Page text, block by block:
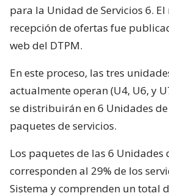
para la Unidad de Servicios 6.
recepción de ofertas fue
web del DTPM.
En este proceso, las tres
actualmente operan (U4, U6, y
se distribuirán en 6 Unidades de
paquetes de servicios.
Los paquetes de las 6 Unidades
corresponden al 29% de los
Sistema y comprenden un total